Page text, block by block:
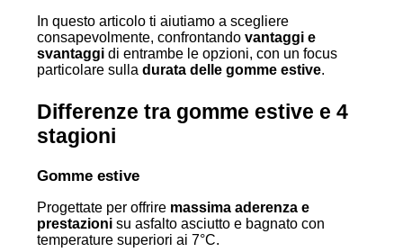
In questo articolo ti aiutiamo a scegliere
consapevolmente, confrontando vantaggi e
svantaggidi entrambe le opzioni, con un focus
particolare sulla durata delle gomme estive.
Differenze tra gomme estive e 4
stagioni
Gomme estive
Progettate per offrire massima aderenza e
prestazionisu asfalto asciutto e bagnato con
temperature superiori ai 7°C.